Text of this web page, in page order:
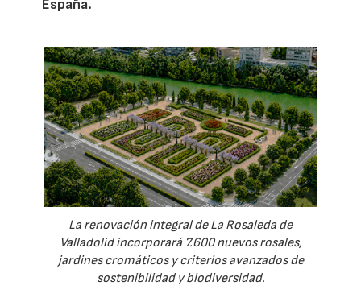
España.
La renovación integral de La Rosaleda de
Valladolid incorporará 7.600 nuevos rosales,
jardines cromáticos y criterios avanzados de
sostenibilidad y biodiversidad.